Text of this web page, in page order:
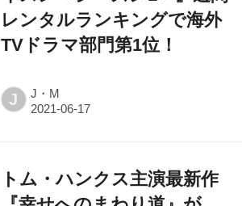
レンタルランキングで海外
TVドラマ部門第1位！
J J・M
トム・ハンクス主演最新作